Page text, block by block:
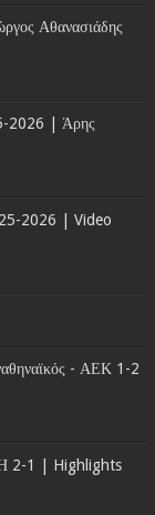
Αθανασιάδης
2026 | Άρης
2026 | Video
- ΑΕΚ 1-2
2-1 | Highlights